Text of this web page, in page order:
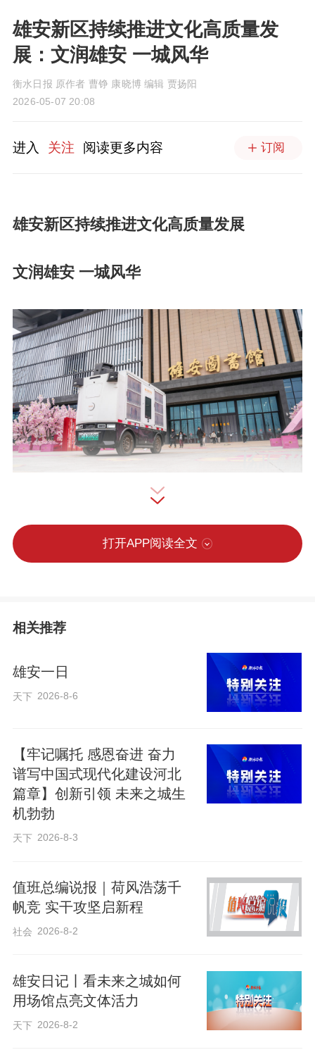
雄安新区持续推进文化高质量发
展：文润雄安 一城风华
衡水日报 原作者 曹铮 康晓博 编辑 贾扬阳
2026-05-07 20:08
进入 关注 阅读更多内容 订阅
雄安新区持续推进文化高质量发展
文润雄安 一城风华
源禀赋，统筹推进文化传承保护、公共文
化服务与高质量文化供给，以文化人、以
文惠民、以文润城，让文化成为城市发展
守正创新
让千年文脉“活”在当下
土的“都乡定里”陶量给出了答案。
这件陶量因外壁有线刻“都乡定里”四字
出土的一件重器。专家介绍，陶量是我国
古代用于测量容积的器具，经考古队实际
测试，“都乡定里”陶量的容积为2067毫
打开APP阅读全文
相关推荐
雄安一日
天下 2026-8-6
【牢记嘱托 感恩奋进 奋力
谱写中国式现代化建设河北
篇章】创新引领 未来之城生
机勃勃
天下 2026-8-3
值班总编说报｜荷风浩荡千
帆竞 实干攻坚启新程
社会 2026-8-2
雄安日记丨看未来之城如何
用场馆点亮文体活力
天下 2026-8-2